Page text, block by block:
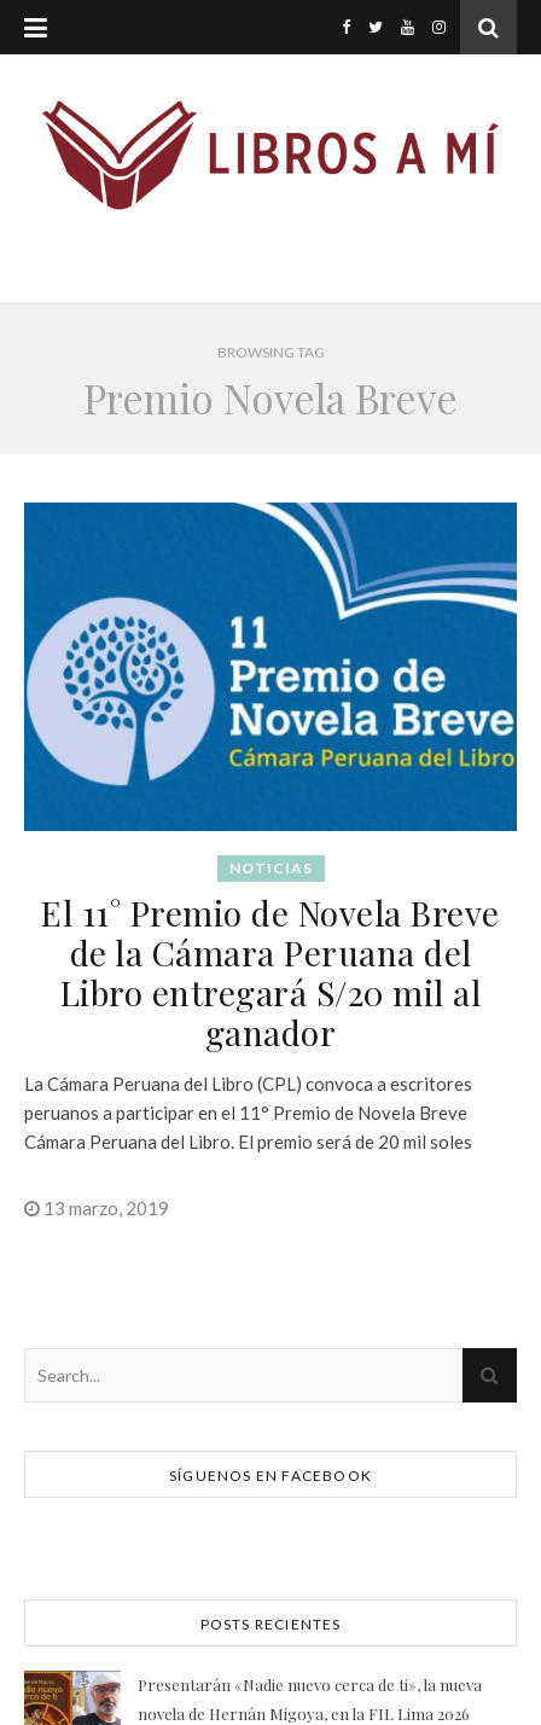
BROWSING TAG
Premio Novela Breve
NOTICIAS
El 11° Premio de Novela Breve
de la Cámara Peruana del
Libro entregará S/20 mil al
ganador
La Cámara Peruana del Libro (CPL) convoca a escritores
peruanos a participar en el 11° Premio de Novela Breve
Cámara Peruana del Libro. El premio será de 20 mil soles
13 marzo, 2019
SÍGUENOS EN FACEBOOK
POSTS RECIENTES
Presentarán «Nadie nuevo cerca de ti», la nueva
novela de Hernán Migoya, en la FIL Lima 2026